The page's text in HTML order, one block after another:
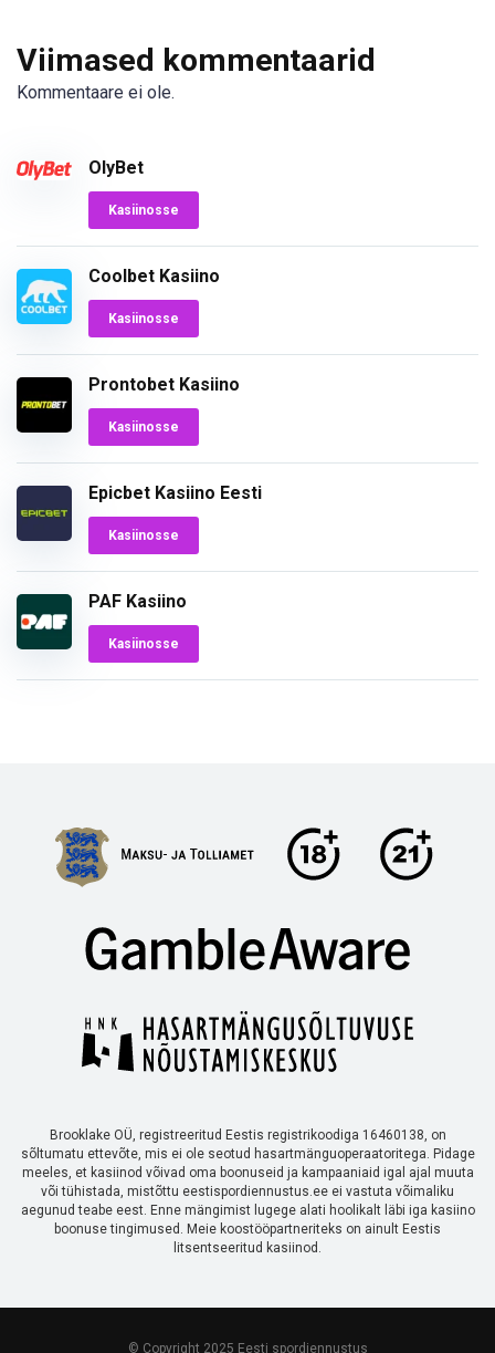
Viimased kommentaarid
Kommentaare ei ole.
OlyBet
Kasiinosse
Coolbet Kasiino
Kasiinosse
Prontobet Kasiino
Kasiinosse
Epicbet Kasiino Eesti
Kasiinosse
PAF Kasiino
Kasiinosse
Brooklake OÜ, registreeritud Eestis registrikoodiga 16460138, on
sõltumatu ettevõte, mis ei ole seotud hasartmänguoperaatoritega. Pidage
meeles, et kasiinod võivad oma boonuseid ja kampaaniaid igal ajal muuta
või tühistada, mistõttu eestispordiennustus.ee ei vastuta võimaliku
aegunud teabe eest. Enne mängimist lugege alati hoolikalt läbi iga kasiino
boonuse tingimused. Meie koostööpartneriteks on ainult Eestis
litsentseeritud kasiinod.
© Copyright 2025 Eesti spordiennustus